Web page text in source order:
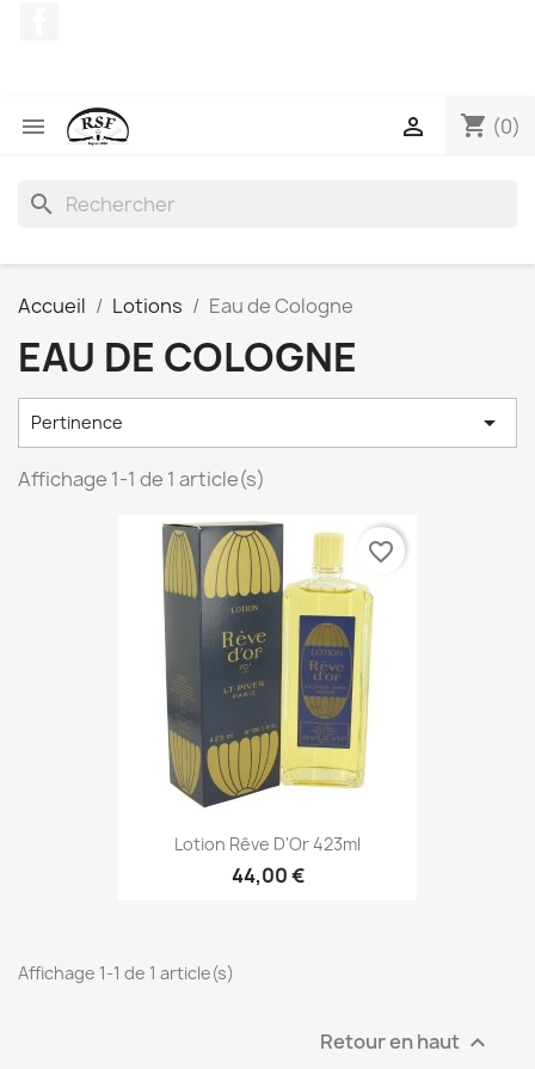
 shopping_cart (0)

search
Accueil Lotions Eau de Cologne
EAU DE COLOGNE
Pertinence 
Affichage 1-1 de 1 article(s)
Lotion Rêve D'Or 423ml
44,00 €
favorite_border
Affichage 1-1 de 1 article(s)
Retour en haut 